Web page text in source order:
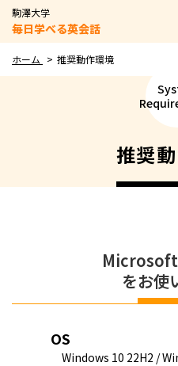
駒澤大学
毎日学べる英会話
ホーム 推奨動作環境
推奨
をお使
OS
Windows 10 22H2 /